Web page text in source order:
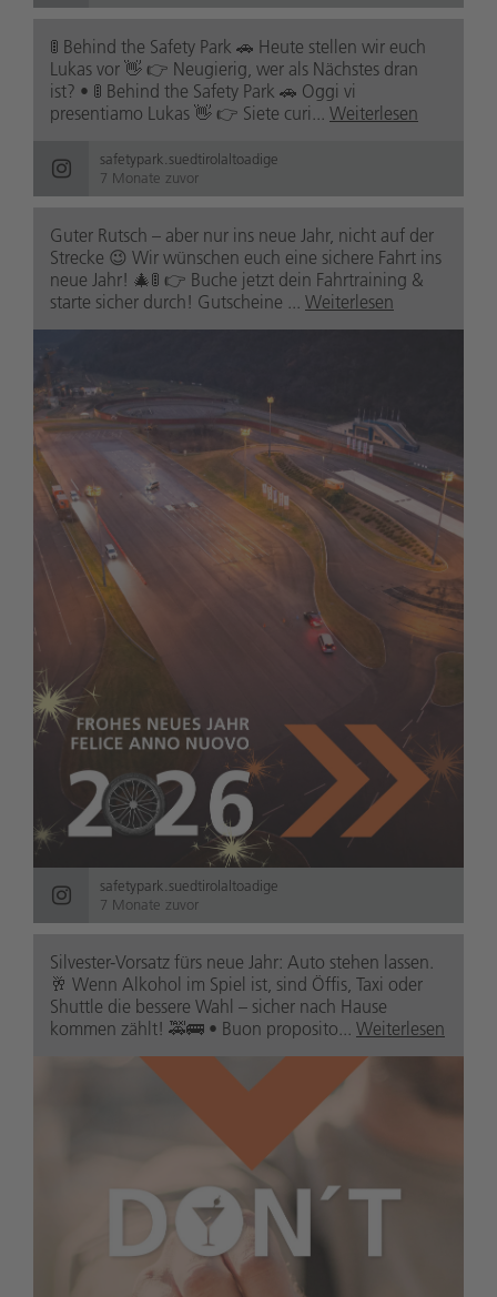
🚦 Behind the Safety Park 🚗 Heute stellen wir euch
Lukas vor 👋 👉 Neugierig, wer als Nächstes dran
ist? • 🚦 Behind the Safety Park 🚗 Oggi vi
presentiamo Lukas 👋 👉 Siete curi... Weiterlesen
safetypark.suedtirolaltoadige
7 Monate zuvor
Guter Rutsch – aber nur ins neue Jahr, nicht auf der
Strecke 😉 Wir wünschen euch eine sichere Fahrt ins
neue Jahr! 🎄🚦 👉 Buche jetzt dein Fahrtraining &
starte sicher durch! Gutscheine ... Weiterlesen
safetypark.suedtirolaltoadige
7 Monate zuvor
Silvester-Vorsatz fürs neue Jahr: Auto stehen lassen.
🥂 Wenn Alkohol im Spiel ist, sind Öffis, Taxi oder
Shuttle die bessere Wahl – sicher nach Hause
kommen zählt! 🚕🚌 • Buon proposito... Weiterlesen